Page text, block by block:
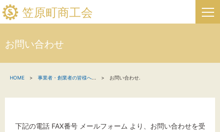
笠原町商工会
新着情報
関係機関の方へ
お問い合わせ
HOME 事業者・創業者の皆様へ お問い合わせ.
下記の電話 FAX番号 メールフォーム より、お問い合わせを受